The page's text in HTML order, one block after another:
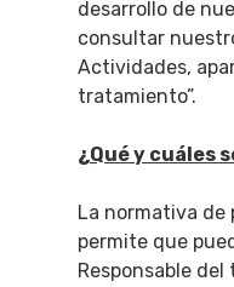
desarrollo de
consultar
Actividades,
tratamiento”.
¿Qué y cuáles
La normativa
permite que
Responsable